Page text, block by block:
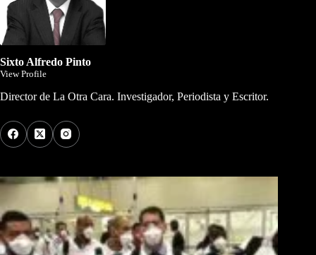
Sixto Alfredo Pinto
View Profile
Director de La Otra Cara. Investigador, Periodista y Escritor.